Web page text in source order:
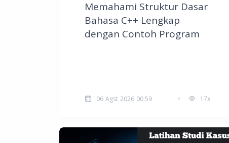
Memahami Struktur Dasar
Bahasa C++ Lengkap
dengan Contoh Program
06 Agst 2026 00:59 17x